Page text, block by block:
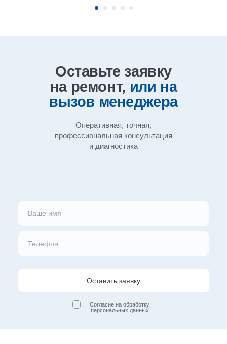
Оставьте заявку
на ремонт, или на
вызов менеджера
Оперативная, точная,
профессиональная консультация
и диагностика
Оставить заявку
Согласие на обработку
персональных данных